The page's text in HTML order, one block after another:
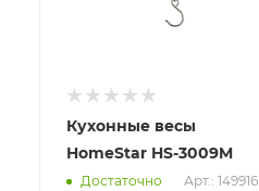
Кухонные весы
HomeStar HS-3009M
Достаточно Арт.: 149916